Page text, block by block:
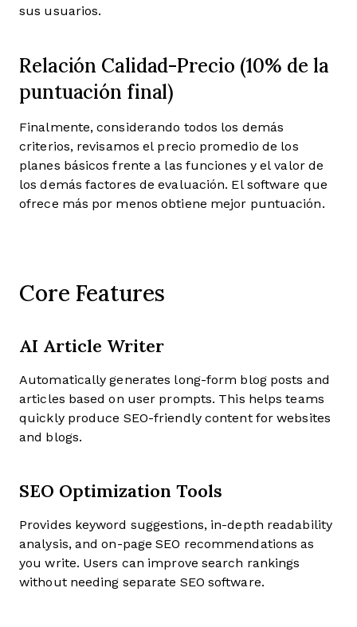
sus usuarios.
Relación Calidad-Precio (10% de la
puntuación final)
Finalmente, considerando todos los demás
criterios, revisamos el precio promedio de los
planes básicos frente a las funciones y el valor de
los demás factores de evaluación. El software que
ofrece más por menos obtiene mejor puntuación.
Core Features
AI Article Writer
Automatically generates long-form blog posts and
articles based on user prompts. This helps teams
quickly produce SEO-friendly content for websites
and blogs.
SEO Optimization Tools
Provides keyword suggestions, in-depth readability
analysis, and on-page SEO recommendations as
you write. Users can improve search rankings
without needing separate SEO software.